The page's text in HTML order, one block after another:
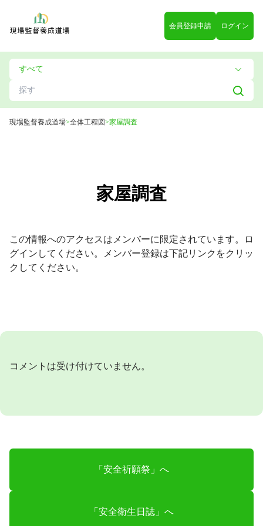
会員登録申請 ログイン
現場監督養成道場>全体工程図>家屋調査
家屋調査
この情報へのアクセスはメンバーに限定されています。ロ
グインしてください。メンバー登録は下記リンクをクリッ
クしてください。
コメントは受け付けていません。
「安全祈願祭」へ
「安全衛生日誌」へ